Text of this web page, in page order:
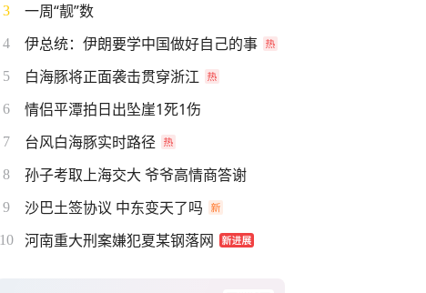
3 一周“靓”数
4 伊总统：伊朗要学中国做好自己的事
5 白海豚将正面袭击贯穿浙江
6 情侣平潭拍日出坠崖1死1伤
7 台风白海豚实时路径
8 孙子考取上海交大 爷爷高情商答谢
9 沙巴土签协议 中东变天了吗
10 河南重大刑案嫌犯夏某钢落网